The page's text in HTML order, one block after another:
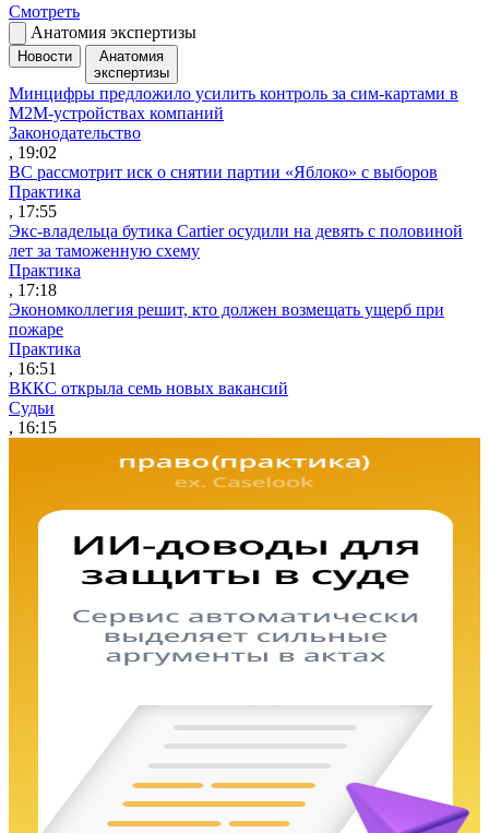
Смотреть
Анатомия экспертизы
Новости
Анатомия
экспертизы
Минцифры предложило усилить контроль за сим-картами в
M2M-устройствах компаний
Законодательство
, 19:02
ВС рассмотрит иск о снятии партии «Яблоко» с выборов
Практика
, 17:55
Экс-владельца бутика Cartier осудили на девять с половиной
лет за таможенную схему
Практика
, 17:18
Экономколлегия решит, кто должен возмещать ущерб при
пожаре
Практика
, 16:51
ВККС открыла семь новых вакансий
Судьи
, 16:15